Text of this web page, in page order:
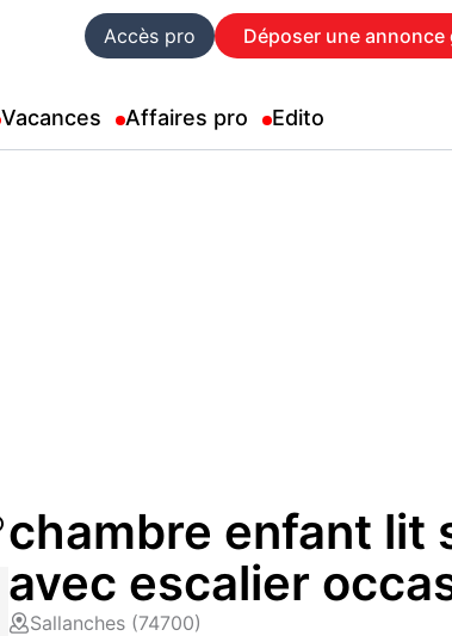
Accès pro Déposer une annonce
Vacances Affaires pro Edito
chambre enfant lit
avec escalier
Sallanches (74700)